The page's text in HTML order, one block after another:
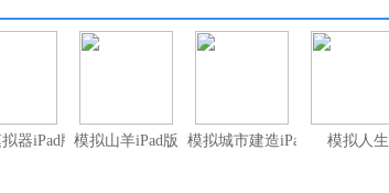
拟器iPad版模拟山羊iPad版 模拟城市建造iPad版 模拟人生